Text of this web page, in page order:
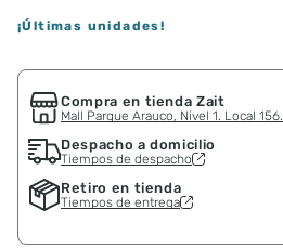
¡Últimas unidades!
Compra en tienda Zait
Mall Parque Arauco, Nivel 1. Local 156.
Despacho a domicilio
Tiempos de despacho
Retiro en tienda
Tiempos de entrega